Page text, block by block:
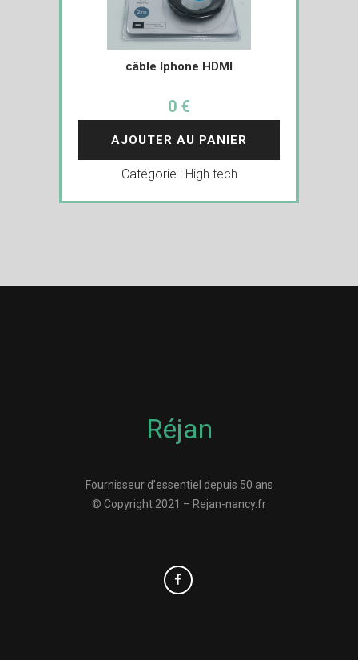
câble Iphone HDMI
0 €
AJOUTER AU PANIER
Catégorie : High tech
Réjan
Fournisseur d’essentiel depuis 50 ans
© Copyright 2021 – Rejan-nancy.fr